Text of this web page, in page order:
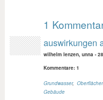
1
auswirkungen
wilhelm lenzen, unna -
Kommentare: 1
Grundwasser,
Gebäude